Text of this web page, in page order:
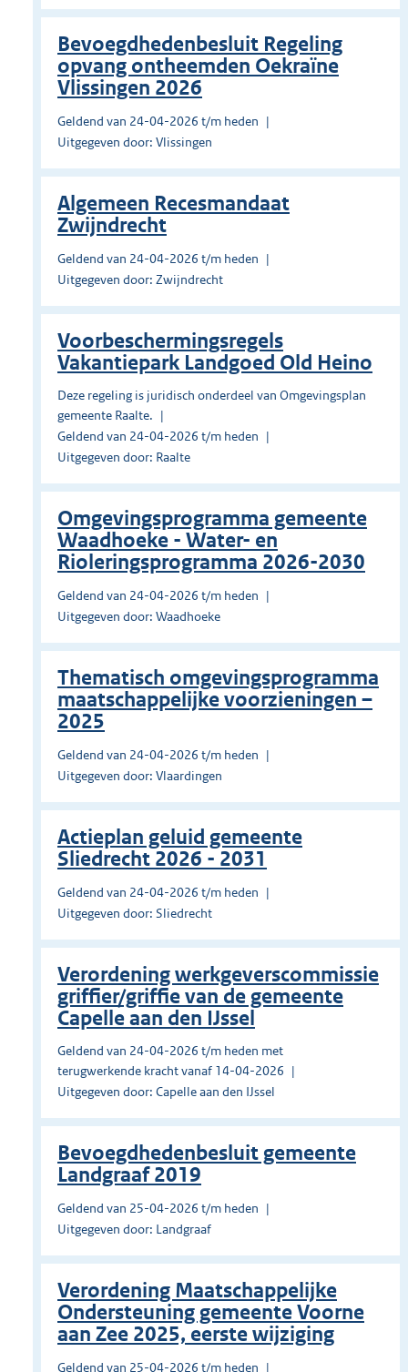
Bevoegdhedenbesluit Regeling
opvang ontheemden Oekraïne
Vlissingen 2026
Geldend van 24-04-2026 t/m heden
Uitgegeven door: Vlissingen
Algemeen Recesmandaat
Zwijndrecht
Geldend van 24-04-2026 t/m heden
Uitgegeven door: Zwijndrecht
Voorbeschermingsregels
Vakantiepark Landgoed Old Heino
Deze regeling is juridisch onderdeel van Omgevingsplan
gemeente Raalte.
Geldend van 24-04-2026 t/m heden
Uitgegeven door: Raalte
Omgevingsprogramma gemeente
Waadhoeke - Water- en
Rioleringsprogramma 2026-2030
Geldend van 24-04-2026 t/m heden
Uitgegeven door: Waadhoeke
Thematisch omgevingsprogramma
maatschappelijke voorzieningen –
2025
Geldend van 24-04-2026 t/m heden
Uitgegeven door: Vlaardingen
Actieplan geluid gemeente
Sliedrecht 2026 - 2031
Geldend van 24-04-2026 t/m heden
Uitgegeven door: Sliedrecht
Verordening werkgeverscommissie
griffier/griffie van de gemeente
Capelle aan den IJssel
Geldend van 24-04-2026 t/m heden met
terugwerkende kracht vanaf 14-04-2026
Uitgegeven door: Capelle aan den IJssel
Bevoegdhedenbesluit gemeente
Landgraaf 2019
Geldend van 25-04-2026 t/m heden
Uitgegeven door: Landgraaf
Verordening Maatschappelijke
Ondersteuning gemeente Voorne
aan Zee 2025, eerste wijziging
Geldend van 25-04-2026 t/m heden